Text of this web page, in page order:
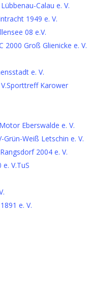
Lübbenau-Calau e. V.
1949 e. V.
08 e.V.
2000 Groß Glienicke e. V.
e. V.
Sporttreff Karower
Eberswalde e. V.
Grün-Weiß Letschin e. V.
2004 e. V.
TuS
e. V.